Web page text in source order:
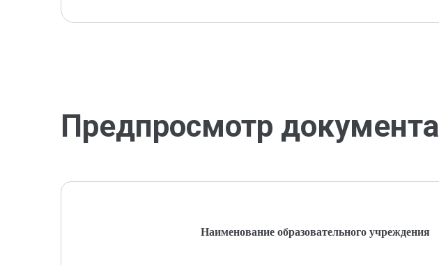
Предпросмотр документа
Наименование образовательного учреждения